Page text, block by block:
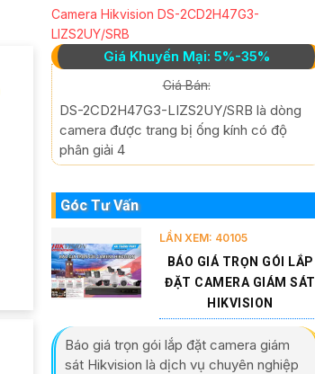
Camera Hikvision DS-2CD2H47G3-
LIZS2UY/SRB
Giá Khuyến Mại: 5%-35%
Giá Bán:
DS-2CD2H47G3-LIZS2UY/SRB là dòng
camera được trang bị ống kính có độ
phân giải 4
Góc Tư Vấn
LẦN XEM: 40105
BÁO GIÁ TRỌN GÓI LẮP
ĐẶT CAMERA GIÁM SÁT
HIKVISION
Báo giá trọn gói lắp đặt camera giám
sát Hikvision là dịch vụ chuyên nghiệp